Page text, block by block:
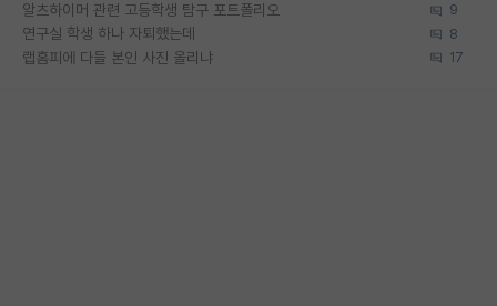
알츠하이머 관련 고등학생 탐구 포트폴리오 9
연구실 학생 하나 자퇴했는데 8
랩홈피에 다들 본인 사진 올리냐 17